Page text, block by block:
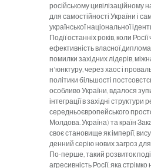
російському цивілізаційному
для самостійності України і
української націо­нальної
Події останніх років, коли
ефективність власної
помилки західних лідерів,
н'юнктуру, через хаос і
політики більшості
особливо України, вдалося
інтеграції в західні структури
середньоєвропейського
Молдова. Україна) та країн
своє становище як імперії,
денний серію нових загроз
По-перше, такий розвиток
агресивність Росії, яка